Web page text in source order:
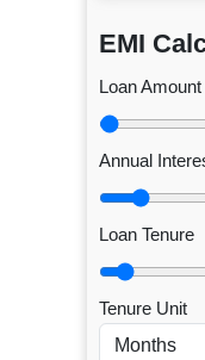
EMI
Loan Amount
Annual
Loan Tenure
Tenure Unit